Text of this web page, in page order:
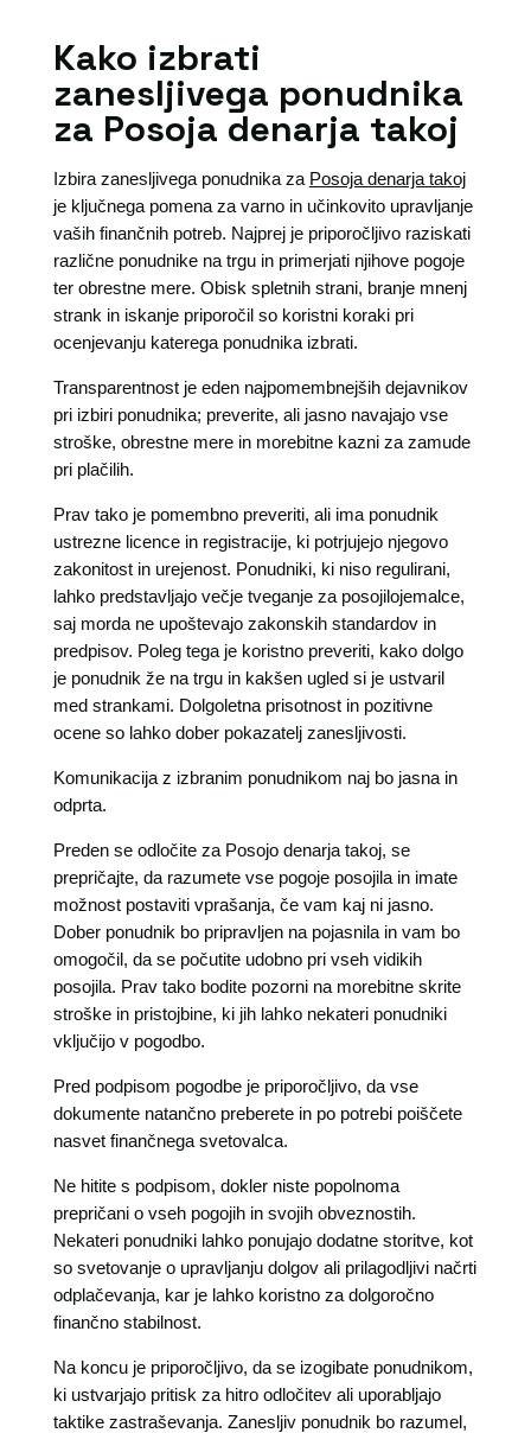
Kako izbrati
zanesljivega ponudnika
za Posoja denarja takoj
Izbira zanesljivega ponudnika za Posoja denarja takoj
je ključnega pomena za varno in učinkovito upravljanje
vaših finančnih potreb. Najprej je priporočljivo raziskati
različne ponudnike na trgu in primerjati njihove pogoje
ter obrestne mere. Obisk spletnih strani, branje mnenj
strank in iskanje priporočil so koristni koraki pri
ocenjevanju katerega ponudnika izbrati.
Transparentnost je eden najpomembnejših dejavnikov
pri izbiri ponudnika; preverite, ali jasno navajajo vse
stroške, obrestne mere in morebitne kazni za zamude
pri plačilih.
Prav tako je pomembno preveriti, ali ima ponudnik
ustrezne licence in registracije, ki potrjujejo njegovo
zakonitost in urejenost. Ponudniki, ki niso regulirani,
lahko predstavljajo večje tveganje za posojilojemalce,
saj morda ne upoštevajo zakonskih standardov in
predpisov. Poleg tega je koristno preveriti, kako dolgo
je ponudnik že na trgu in kakšen ugled si je ustvaril
med strankami. Dolgoletna prisotnost in pozitivne
ocene so lahko dober pokazatelj zanesljivosti.
Komunikacija z izbranim ponudnikom naj bo jasna in
odprta.
Preden se odločite za Posojo denarja takoj, se
prepričajte, da razumete vse pogoje posojila in imate
možnost postaviti vprašanja, če vam kaj ni jasno.
Dober ponudnik bo pripravljen na pojasnila in vam bo
omogočil, da se počutite udobno pri vseh vidikih
posojila. Prav tako bodite pozorni na morebitne skrite
stroške in pristojbine, ki jih lahko nekateri ponudniki
vključijo v pogodbo.
Pred podpisom pogodbe je priporočljivo, da vse
dokumente natančno preberete in po potrebi poiščete
nasvet finančnega svetovalca.
Ne hitite s podpisom, dokler niste popolnoma
prepričani o vseh pogojih in svojih obveznostih.
Nekateri ponudniki lahko ponujajo dodatne storitve, kot
so svetovanje o upravljanju dolgov ali prilagodljivi načrti
odplačevanja, kar je lahko koristno za dolgoročno
finančno stabilnost.
Na koncu je priporočljivo, da se izogibate ponudnikom,
ki ustvarjajo pritisk za hitro odločitev ali uporabljajo
taktike zastraševanja. Zanesljiv ponudnik bo razumel,